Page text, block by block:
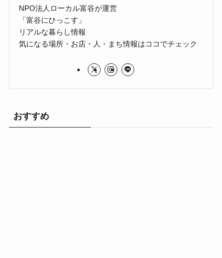
NPO法人ローカル富谷が運営
「富谷にひっこす」
リアルな暮らし情報
気になる場所・お店・人・まち情報はココでチェック
おすすめ